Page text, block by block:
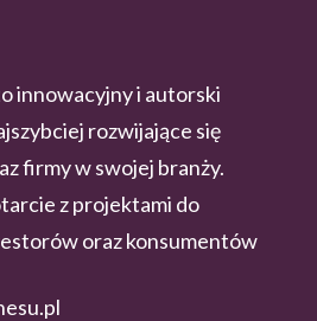
innowacyjny i autorski
rozwijające się
firmy w swojej branży.
z projektami do
oraz konsumentów